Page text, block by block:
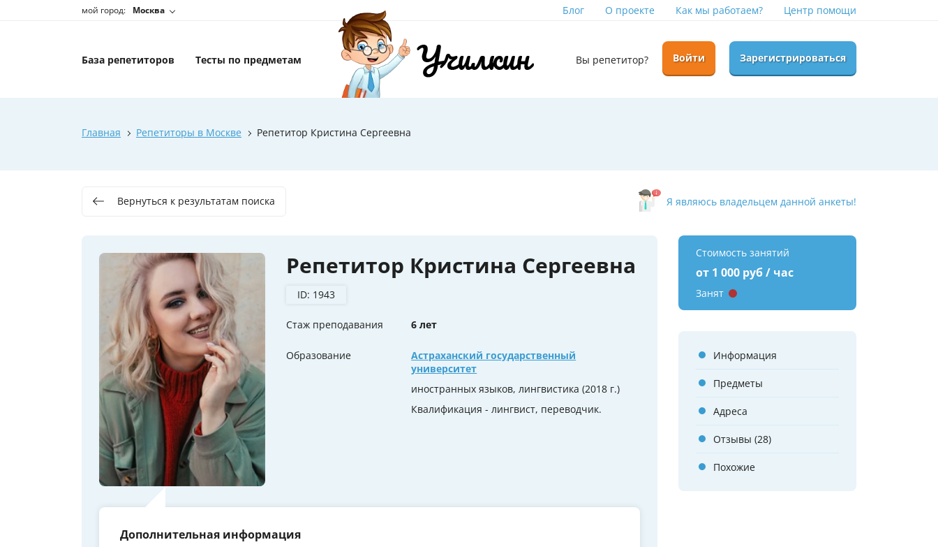
мой город: Москва Блог О проекте Как мы работаем? Центр помощи
База репетиторов Тесты по предметам Вы репетитор? Войти Зарегистрироваться
Главная Репетиторы в Москве Репетитор Кристина Сергеевна
Вернуться к результатам поиска Я являюсь владельцем данной анкеты!
Репетитор Кристина Сергеевна
ID: 1943
Стаж преподавания 6 лет
Образование
Астраханский государственный
университет
иностранных языков, лингвистика (2018 г.)
Квалификация - лингвист, переводчик.
Дополнительная информация
Стоимость занятий
от 1 000 руб / час
Занят
Информация
Предметы
Адреса
Отзывы (28)
Похожие